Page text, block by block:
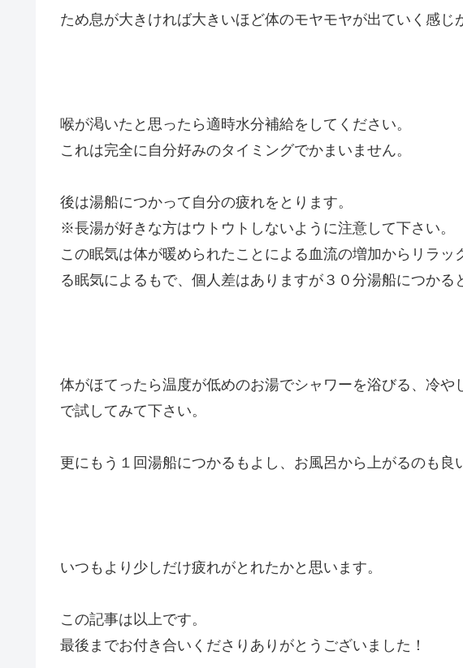
ため息が大きければ大きいほど体のモヤモヤが出ていく感じ
喉が渇いたと思ったら適時水分補給をしてください。
これは完全に自分好みのタイミングでかまいません。
後は湯船につかって自分の疲れをとります。
※長湯が好きな方はウトウトしないように注意して下さい。
この眠気は体が暖められたことによる血流の増加からリラッ
る眠気によるもで、個人差はありますが３０分湯船につかる
体がほてったら温度が低めのお湯でシャワーを浴びる、冷
で試してみて下さい。
更にもう１回湯船につかるもよし、お風呂から上がるのも良
いつもより少しだけ疲れがとれたかと思います。
この記事は以上です。
最後までお付き合いくださりありがとうございました！